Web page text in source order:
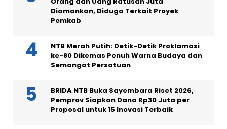
Diamankan, Diduga Terkait Proyek
Pemkab
NTB Merah Putih: Detik-Detik Proklamasi
ke-80 Dikemas Penuh Warna Budaya dan
Semangat Persatuan
BRIDA NTB Buka Sayembara Riset 2026,
Pemprov Siapkan Dana Rp30 Juta per
Proposal untuk 15 Inovasi Terbaik